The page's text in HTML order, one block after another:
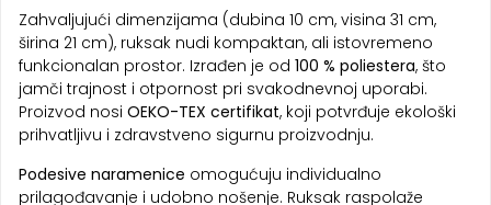
Zahvaljujući dimenzijama (dubina 10 cm, visina 31 cm,
širina 21 cm), ruksak nudi kompaktan, ali istovremeno
funkcionalan prostor. Izrađen je od 100 % poliestera, što
jamči trajnost i otpornost pri svakodnevnoj uporabi.
Proizvod nosi OEKO-TEX certifikat, koji potvrđuje ekološki
prihvatljivu i zdravstveno sigurnu proizvodnju.
Podesive naramenice omogućuju individualno
prilagođavanje i udobno nošenje. Ruksak raspolaže